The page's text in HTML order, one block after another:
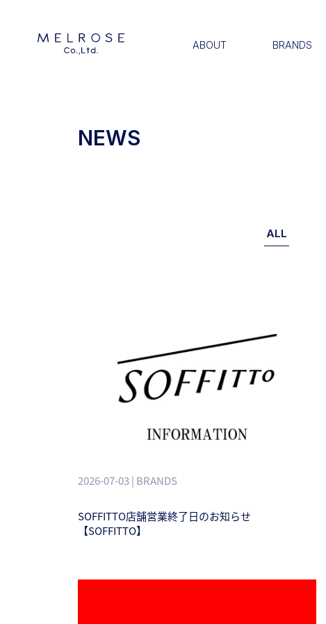
ABOUT BRANDS
NEWS
ALL
2026-07-03 | BRANDS
SOFFITTO店舗営業終了日のお知らせ
【SOFFITTO】